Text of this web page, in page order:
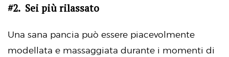
#2. Sei più rilassato
Una sana pancia può essere piacevolmente
modellata e massaggiata durante i momenti di